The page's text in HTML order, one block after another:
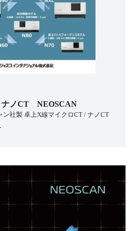
ナノCT NEOSCAN
ン社製 卓上X線マイクロCT / ナノCT